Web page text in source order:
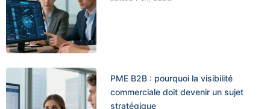
PME B2B : pourquoi la visibilité
commerciale doit devenir un sujet
stratégique